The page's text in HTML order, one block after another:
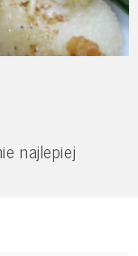
najlepiej